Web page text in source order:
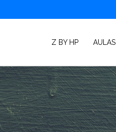
Z BY HP AULAS